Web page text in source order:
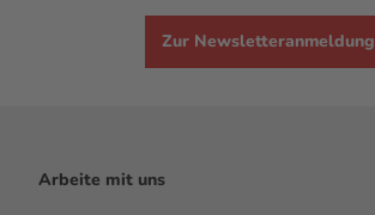
Zur Newsletteranmeldung
Arbeite mit uns